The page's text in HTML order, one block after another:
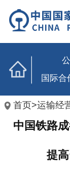
国际合
首页>运输经
中国铁路
提